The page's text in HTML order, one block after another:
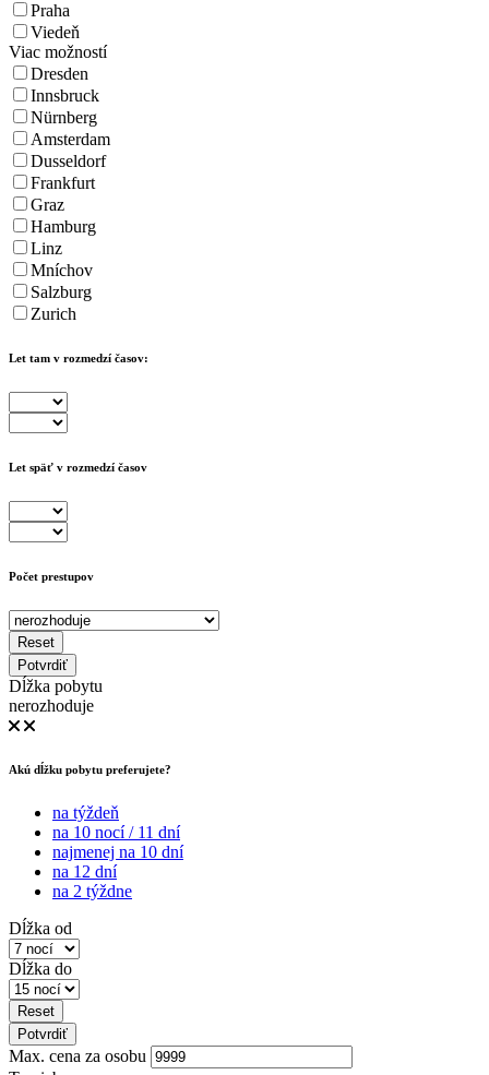
Praha
Viedeň
Viac možností
Dresden
Innsbruck
Nürnberg
Amsterdam
Dusseldorf
Frankfurt
Graz
Hamburg
Linz
Mníchov
Salzburg
Zurich
Let tam v rozmedzí časov:
Let späť v rozmedzí časov
Počet prestupov
Reset
Potvrdiť
Dĺžka pobytu
nerozhoduje
Akú dĺžku pobytu preferujete?
na týždeň
na 10 nocí / 11 dní
najmenej na 10 dní
na 12 dní
na 2 týždne
Dĺžka od
Dĺžka do
Reset
Potvrdiť
Max. cena za osobu